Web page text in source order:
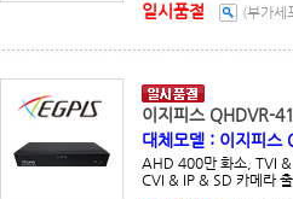
일시품절 (부가세
이지피스 QHDVR-
대체모델 : 이지피
AHD 400만 화소, TVI
CVI & IP & SD 카메라